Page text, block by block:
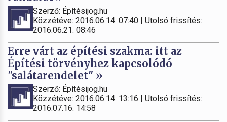
Szerző: Építésijog.hu
Közzétéve: 2016.06.14. 07:40 | Utolsó frissítés:
2016.06.21. 08:46
Erre várt az építési szakma: itt az
Építési törvényhez kapcsolódó
"salátarendelet" »
Szerző: Építésijog.hu
Közzétéve: 2016.06.14. 13:16 | Utolsó frissítés:
2016.07.16. 14:58